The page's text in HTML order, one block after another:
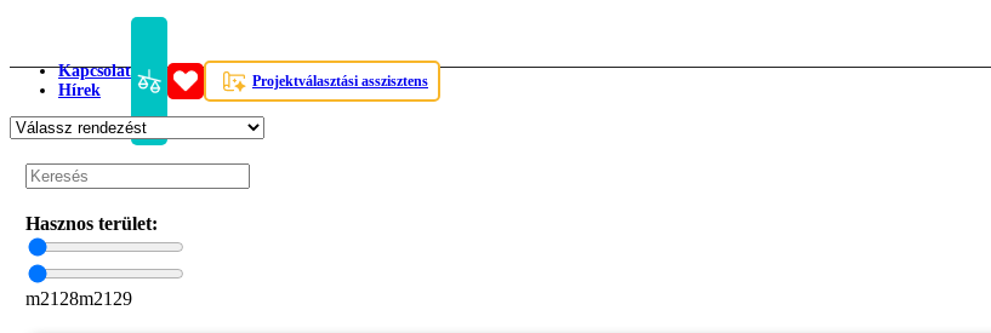
Kapcsolat
Hírek
Projektválasztási asszisztens
Hasznos terület:
m2128m2129